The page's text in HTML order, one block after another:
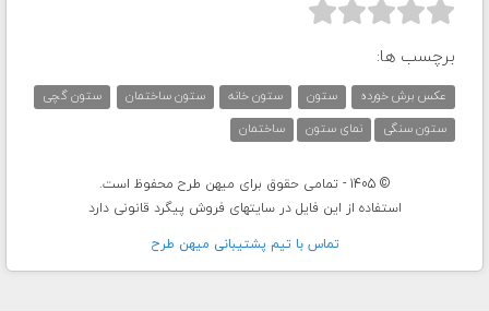



برچسب ها:
عکس برش خورده ستون ستون خانه ستون ساختمان
ستون گچی
ستون سنگی
نمای ستون ساختمان
© 1405 - تمامی حقوق برای میهن طرح محفوظ است.
استفاده از این فایل در سایتهای فروش پیگرد قانونی دارد
تماس با تيم پشتيبانی ميهن طرح